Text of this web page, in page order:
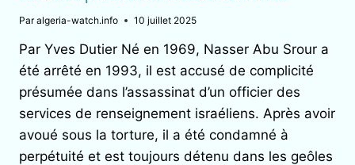
Par algeria-watch.info 10 juillet 2025
Par Yves Dutier Né en 1969, Nasser Abu Srour a
été arrêté en 1993, il est accusé de complicité
présumée dans l’assassinat d’un officier des
services de renseignement israéliens. Après avoir
avoué sous la torture, il a été condamné à
perpétuité et est toujours détenu dans les geôles